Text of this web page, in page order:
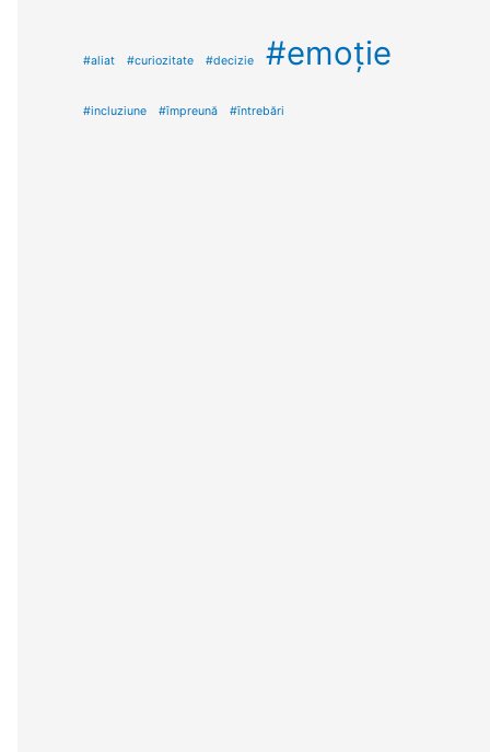
#aliat #curiozitate #decizie #emoţie
#incluziune #ȋmpreună #ȋntrebări